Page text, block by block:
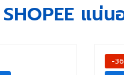
แน่น
-